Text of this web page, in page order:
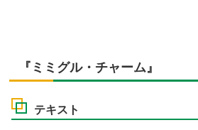
『ミミグル・チャーム』
テキスト